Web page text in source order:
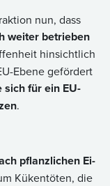
nun, dass
weiter betrieben
hinsichtlich
Ebene gefördert
für ein EU-
.
pflanzlichen Ei-
Kükentöten, die